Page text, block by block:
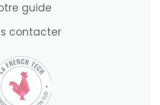
guide
contacter